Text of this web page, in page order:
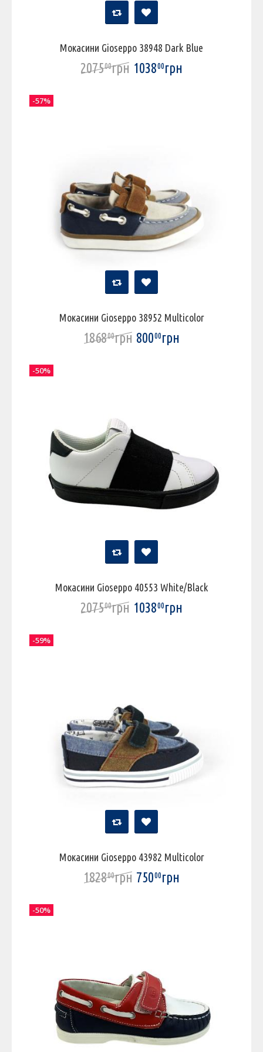
Мокасини Gioseppo 38948 Dark Blue
207500грн 103800грн
Мокасини Gioseppo 38952 Multicolor
186800грн 80000грн
-57%
Мокасини Gioseppo 40553 White/Black
207500грн 103800грн
-50%
Мокасини Gioseppo 43982 Multicolor
182800грн 75000грн
-59%
-50%